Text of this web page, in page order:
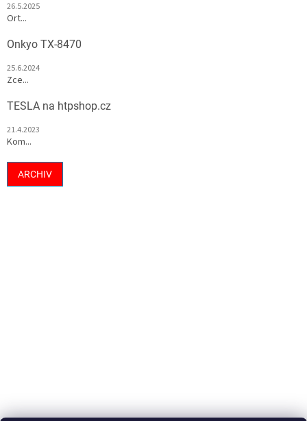
26.5.2025
Ort...
Onkyo TX-8470
25.6.2024
Zce...
TESLA na htpshop.cz
21.4.2023
Kom...
ARCHIV